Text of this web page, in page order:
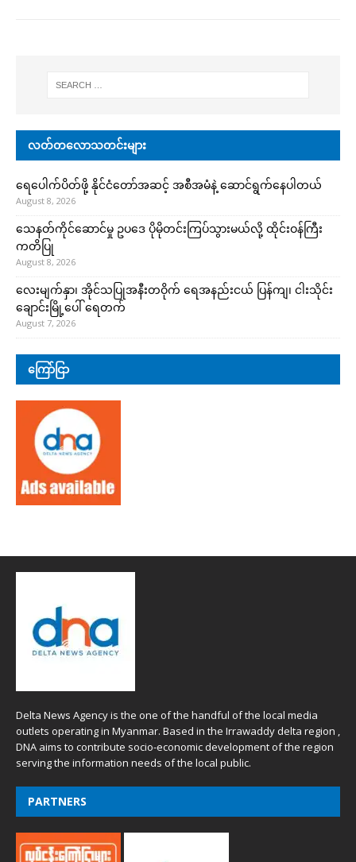
လတ်တလောသတင်းများ
ရေပေါက်ပိတ်ဖို့ နိုင်ငံတော်အဆင့် အစီအမံနဲ့ ဆောင်ရွက်နေပါတယ်
August 8, 2026
သေနတ်ကိုင်ဆောင်မှု ဥပဒေ ပိုမိုတင်းကြပ်သွားမယ်လို့ ထိုင်းဝန်ကြီး
ကတိပြု
August 8, 2026
လေးမျက်နှာ၊ အိုင်သပြုအနီးတဝိုက် ရေအနည်းငယ် ပြန်ကျ၊ ငါးသိုင်း
ချောင်းမြို့ပေါ် ရေတက်
August 7, 2026
ကြော်ငြာ
Delta News Agency is the one of the handful of the local media
outlets operating in Myanmar. Based in the Irrawaddy delta region ,
DNA aims to contribute socio-economic development of the region
serving the information needs of the local public.
PARTNERS